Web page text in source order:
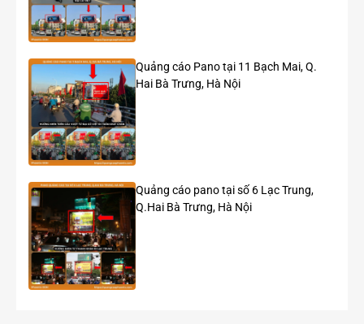
Chiến dịch roadshow bus 2 tầng cho game Genshin
Impact
Quảng cáo Pano tại 11 Bạch Mai, Q.
Hai Bà Trưng, Hà Nội
Quảng cáo pano tại số 6 Lạc Trung,
Q.Hai Bà Trưng, Hà Nội